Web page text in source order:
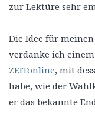
zur Lektüre sehr
Die Idee für
verdanke ich einem
ZEITonline, mit
habe, wie der
er das bekannte